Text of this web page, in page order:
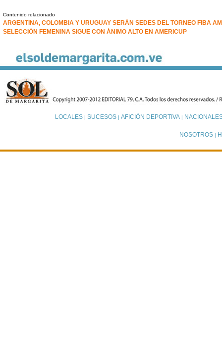
Contenido relacionado
ARGENTINA, COLOMBIA Y URUGUAY SERÁN SEDES DEL TORNEO FIBA
SELECCIÓN FEMENINA SIGUE CON ÁNIMO ALTO EN AMERICUP
LOCALES| SUCESOS| AFICIÓN DEPORTIVA|
NOSOTROS |